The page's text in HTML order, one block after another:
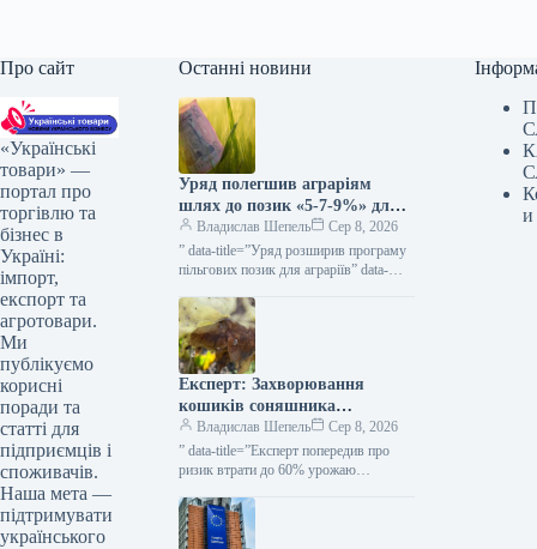
Про сайт
«Українські
товари» —
портал про
торгівлю та
бізнес в
Україні:
імпорт,
експорт та
агротовари.
Ми
публікуємо
корисні
поради та
статті для
підприємців і
споживачів.
Наша мета —
підтримувати
українського
Останні новини
Уряд полегшив аграріям
шлях до позик «5-7-9%» для
весняних посівних робіт та
виробничих завдань —
КУРКУЛЬ
Владислав Шепель
Сер 8, 2026
” data-title=”Уряд розширив програму
пільгових позик для аграріїв” data-
uryad-rozshiriv-programu-dostupnih-
kreditiv-dlya-fermeriv”> Уряд
розширив програму пільгових позик
для аграріїв 8 серпня 2026 53…
Експерт: Захворювання
кошиків соняшника
загрожують втратою до 60%
врожаю — KURKUL
Владислав Шепель
Сер 8, 2026
” data-title=”Експерт попередив про
ризик втрати до 60% урожаю
url=”https://kurkul.com/news/41847-
ekspert-poperediv-pro-rizik-vtrati-do-60-
и